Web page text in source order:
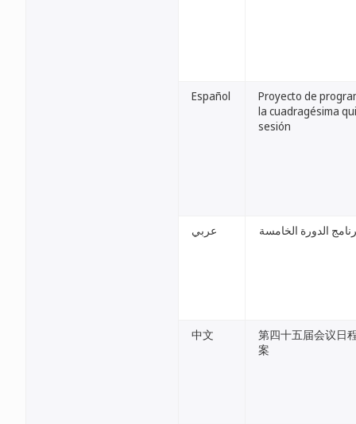
Español
Proyecto de
la cuadragésima
sesión
عربي الدورة الخامسة
中文
第四十五届会议日
案